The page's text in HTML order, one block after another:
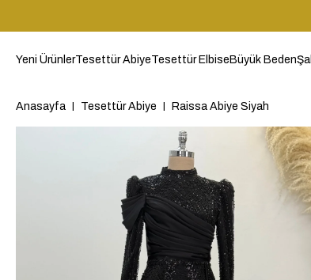
Yeni ÜrünlerTesettür AbiyeTesettür ElbiseBüyük BedenŞal
Anasayfa Tesettür Abiye Raissa Abiye Siyah